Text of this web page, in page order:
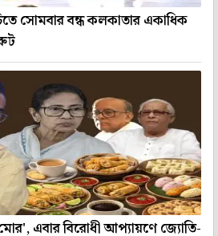
সোমবার বন্ধ কলকাতার একাধিক
মোর', এবার বিরোধী আপ্যায়ণে জ্যোতি-